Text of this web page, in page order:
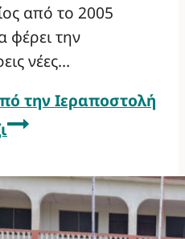
από το 2005
φέρει την
νέες…
την Ιεραποστολή